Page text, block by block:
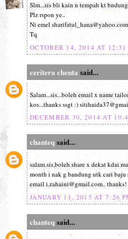
Slm...sis bli kain n tempah kt
Plz rspon ye..
Ni emel sharifatul_hana@yahoo.com
Tq
OCTOBER 14, 2014 AT 12:31
ceritera chenta said...
Salam...sis...boleh email x name
kos...thanks ssgt :)
DECEMBER 30, 2014 AT
chanteq said...
salam.sis,boleh share x dekat kdai
month i nak g bandung utk cari
email i.zahaini@gmail.com.. thanks!
JANUARY 11, 2015 AT 7:26
chanteq said...